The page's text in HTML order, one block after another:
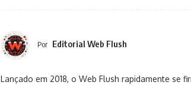
Por Editorial Web Flush
Lançado em 2018, o Web Flush rapidamente se